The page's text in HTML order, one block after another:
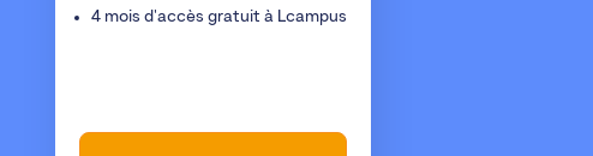
4 mois d'accès gratuit à Lcampus